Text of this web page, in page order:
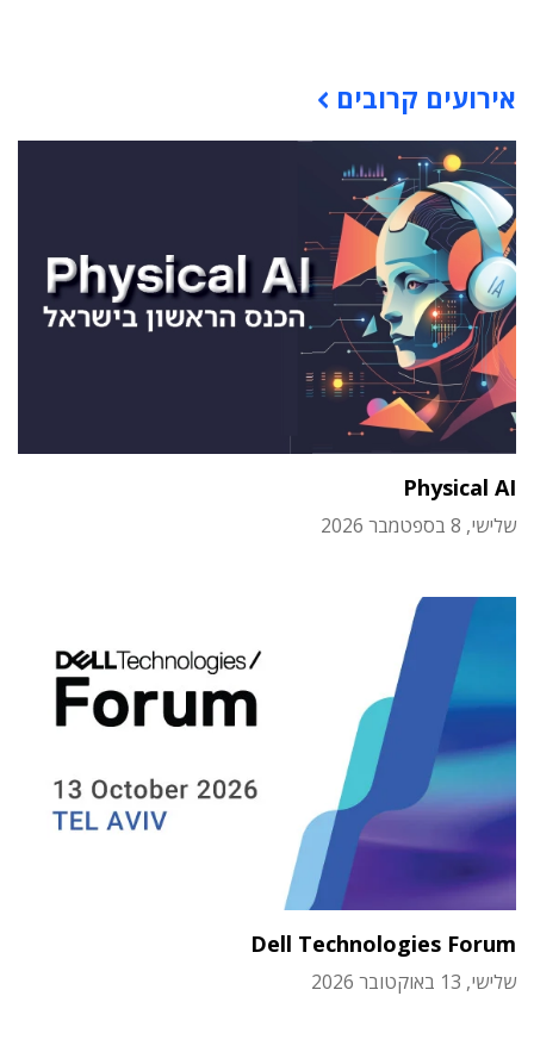
אירועים קרובים
Physical AI
שלישי, 8 בספטמבר 2026
Dell Technologies Forum
שלישי, 13 באוקטובר 2026